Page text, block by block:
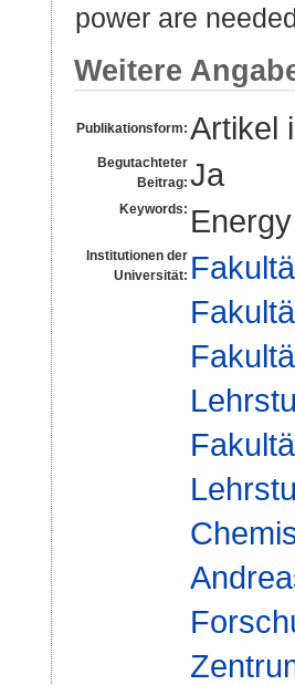
power are
Weitere
Publikationsform: Artikel
Begutachteter
Beitrag: Ja
Keywords:
Institutionen der
Universität: